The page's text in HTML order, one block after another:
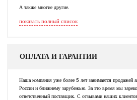
А также многие другие.
показать полный список
ОПЛАТА И ГАРАНТИИ
Наша компания уже более 5 лет занимается продажей
России и ближнему зарубежью. За это время мы
ответственный поставщик. С отзывами наших